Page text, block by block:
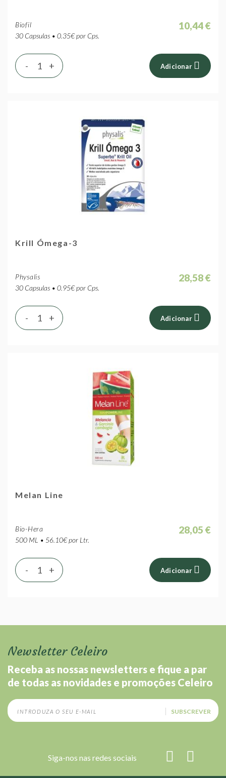
Biofil
30 Capsulas • 0.35€ por Cps.
10,44 €
+
- Adicionar
Krill Ómega-3
Physalis
30 Capsulas • 0.95€ por Cps.
28,58 €
+
- Adicionar
Melan Line
Bio-Hera
500 ML • 56.10€ por Ltr.
28,05 €
+
- Adicionar
Newsletter Celeiro
Receba as nossas newsletters e fique a par
de todas as novidades e promoções Celeiro
SUBSCREVER
Siga-nos nas redes sociais